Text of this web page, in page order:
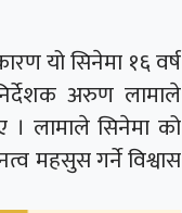
यो सिनेमा १६ वर्ष
अरुण लामाले
। लामाले सिनेमा को
महसुस गर्ने विश्वास